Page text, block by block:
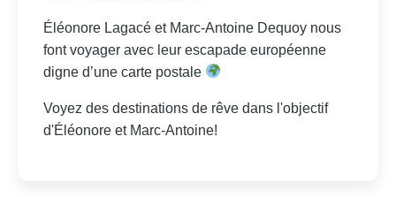
Éléonore Lagacé et Marc-Antoine Dequoy nous
font voyager avec leur escapade européenne
digne d’une carte postale
Voyez des destinations de rêve dans l'objectif
d'Éléonore et Marc-Antoine!